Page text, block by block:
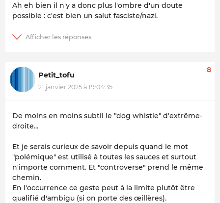
Ah eh bien il n'y a donc plus l'ombre d'un doute
possible : c'est bien un salut fasciste/nazi.
Petit_tofu
21 janvier 2025 à 19:04:35
8
De moins en moins subtil le "dog whistle" d'extrême-
droite...
Et je serais curieux de savoir depuis quand le mot
"polémique" est utilisé à toutes les sauces et surtout
n'importe comment. Et "controverse" prend le même
chemin.
En l'occurrence ce geste peut à la limite plutôt être
qualifié d'ambigu (si on porte des œillères).